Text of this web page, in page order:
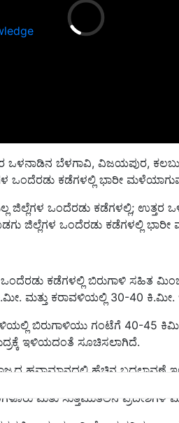
ಒಳನಾಡಿನ ಬೆಳಗಾವಿ, ವಿಜಯಪುರ,
ಒಂದೆರಡು ಕಡೆಗಳಲ್ಲಿ ಭಾರೀ
ಜಿಲ್ಲೆಗಳ ಒಂದೆರಡು ಕಡೆಗಳಲ್ಲಿ; ಉತ್ತರ
ಜಿಲ್ಲೆಗಳ ಒಂದೆರಡು ಕಡೆಗಳಲ್ಲಿ
ಮತ್ತು ಕರಾವಳಿಯಲ್ಲಿ 30-40 ಕಿ.ಮೀ.
ಬಿರುಗಾಳಿಯು ಗಂಟೆಗೆ 40-45
ಇಳಿಯದಂತೆ ಸೂಚಿಸಲಾಗಿದೆ.
ಹವಾಮಾನದಲ್ಲಿ ಹೆಚ್ಚಿನ ಬದಲಾವಣೆ
ಮತು ಸುತ್ತಮುತಲಿನ ಪ್ರದೇಶಗಳ
ಸಾಮಾನ್ಯವಾಗಿ ಮೋಡ ಕವಿದ